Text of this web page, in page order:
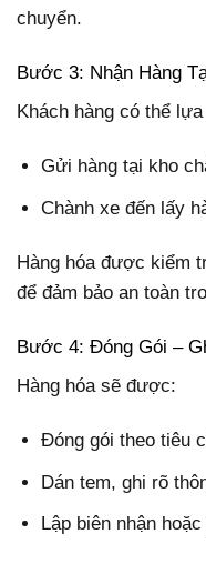
chuyển.
Bước 3: Nhận Hàng
Khách hàng có thể
Gửi hàng tại kho
Chành xe đến lấy
Hàng hóa được kiểm
để đảm bảo an toàn
Bước 4: Đóng Gói –
Hàng hóa sẽ được:
Đóng gói theo tiêu
Dán tem, ghi rõ
Lập biên nhận